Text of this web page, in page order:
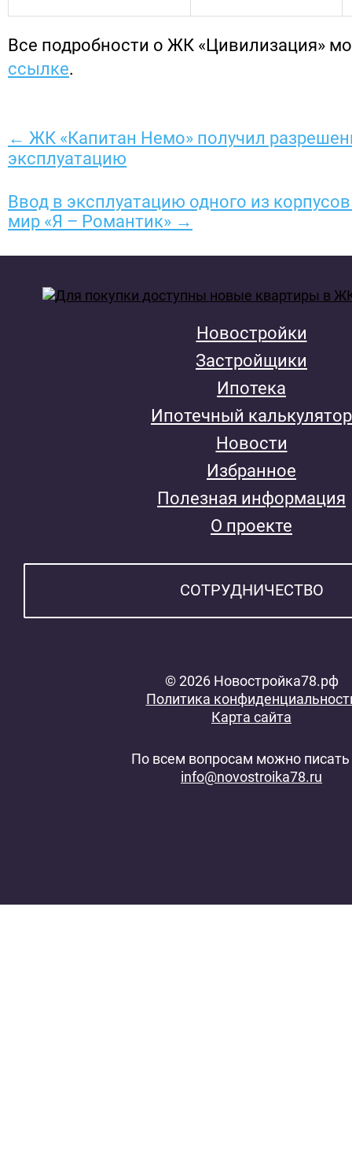
Все подробности о ЖК «Цивилизация»
ссылке.
← ЖК «Капитан Немо» получил
эксплуатацию
Ввод в эксплуатацию одного из
мир «Я – Романтик» →
Новостройки
Застройщики
Ипотека
Ипотечный калькулятор
Новости
Избранное
Полезная информация
О проекте
СОТРУДНИЧЕСТВО
© 2026 Новостройка78.рф
Политика
Карта сайта
По всем вопросам можно писать
info@novostroika78.ru